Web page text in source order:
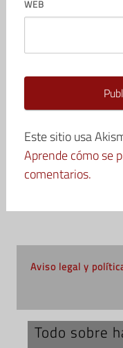
WEB
Este sitio usa
Aprende cómo se
comentarios.
Aviso legal y
Todo sobre